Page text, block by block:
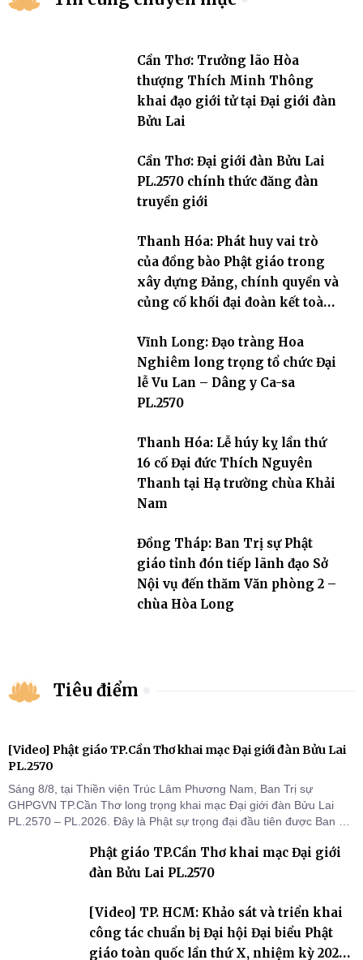
Cần Thơ: Trưởng lão Hòa
thượng Thích Minh Thông
khai đạo giới tử tại Đại giới đàn
Bửu Lai
Cần Thơ: Đại giới đàn Bửu Lai
PL.2570 chính thức đăng đàn
truyền giới
Thanh Hóa: Phát huy vai trò
của đồng bào Phật giáo trong
xây dựng Đảng, chính quyền và
củng cố khối đại đoàn kết toàn
Vĩnh Long: Đạo tràng Hoa
Nghiêm long trọng tổ chức Đại
lễ Vu Lan – Dâng y Ca-sa
PL.2570
Thanh Hóa: Lễ húy kỵ lần thứ
16 cố Đại đức Thích Nguyên
Thanh tại Hạ trường chùa Khải
Nam
Đồng Tháp: Ban Trị sự Phật
giáo tỉnh đón tiếp lãnh đạo Sở
Nội vụ đến thăm Văn phòng 2 –
chùa Hòa Long
Tiêu điểm
[Video] Phật giáo TP.Cần Thơ khai mạc Đại giới đàn Bửu Lai
PL.2570
Sáng 8/8, tại Thiền viện Trúc Lâm Phương Nam, Ban Trị sự
GHPGVN TP.Cần Thơ long trọng khai mạc Đại giới đàn Bửu Lai
PL.2570 – PL.2026. Đây là Phật sự trọng đại đầu tiên được Ban Trị
thứ I, thể hiện sự quan tâm đối với công tác truyền giới, đào tạo
Tăng tài và tiếp nối mạng mạch Tăng-g
Phật giáo TP.Cần Thơ khai mạc Đại giới
đàn Bửu Lai PL.2570
[Video] TP. HCM: Khảo sát và triển khai
công tác chuẩn bị Đại hội Đại biểu Phật
giáo toàn quốc lần thứ X, nhiệm kỳ 2026-